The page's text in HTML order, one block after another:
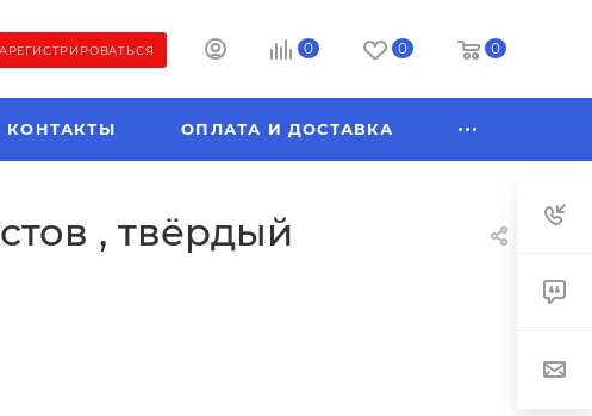
0 0 0
КОНТАКТЫ ОПЛАТА И ДОСТАВКА
, твёрдый